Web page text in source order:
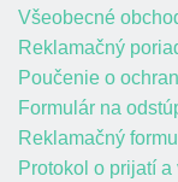
Všeobecné
Reklamačný
Poučenie o
Formulár na
Reklamačný
Protokol o prijatí